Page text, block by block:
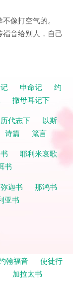
像打空气的。
音给别人，自己
申命记
约
撒母耳记下
历代志下
以斯
诗篇
箴言
耶利米哀歌
书
弥迦书
那鸿书
亚书
翰福音
使徒行
加拉太书